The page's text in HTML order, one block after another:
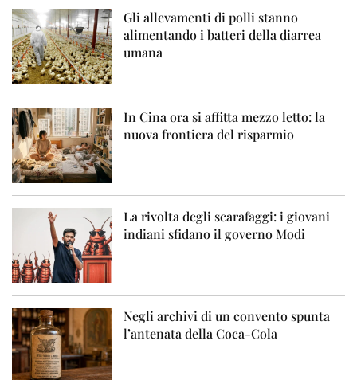
Gli allevamenti di polli stanno
alimentando i batteri della diarrea
umana
In Cina ora si affitta mezzo letto: la
nuova frontiera del risparmio
La rivolta degli scarafaggi: i giovani
indiani sfidano il governo Modi
Negli archivi di un convento spunta
l’antenata della Coca-Cola